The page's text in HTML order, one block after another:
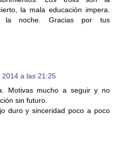
la mala educación impera.
la noche. Gracias por tus
2014 a las 21:25
Motivas mucho a seguir y no
sin futuro.
duro y sinceridad poco a poco